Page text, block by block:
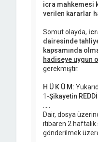
icra mahkemesi
verilen kararlar
Somut olayda,
dairesinde
kapsamında
hadiseye uygun
gerekmiştir.
H Ü K Ü M:
1-Şikayetin
.....
Dair, dosya
itibaren 2
gönderilmek